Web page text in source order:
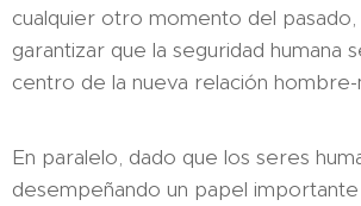
cualquier otro momento del pasado,
garantizar que la seguridad humana
centro de la nueva relación hombre-
En paralelo, dado que los seres
desempeñando un papel importante